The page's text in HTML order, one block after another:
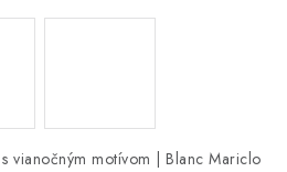
vianočným motívom | Blanc Mariclo